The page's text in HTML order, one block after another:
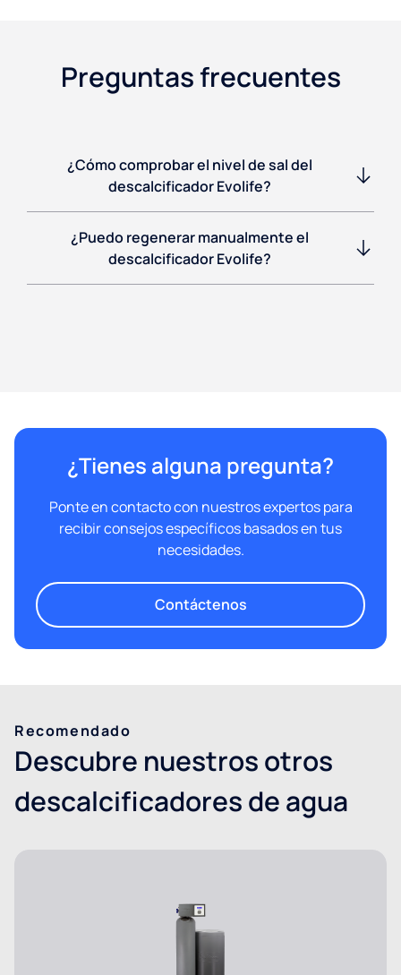
Preguntas frecuentes
¿Cómo comprobar el nivel de sal del
descalcificador Evolife?
¿Puedo regenerar manualmente el
descalcificador Evolife?
¿Tienes alguna pregunta?
Ponte en contacto con nuestros expertos para
recibir consejos específicos basados en tus
necesidades.
Contáctenos
Recomendado
Descubre nuestros otros
descalcificadores de agua